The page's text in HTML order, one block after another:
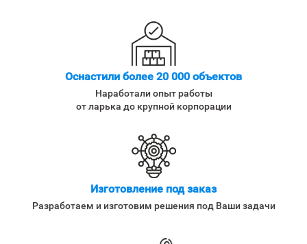
Оснастили более 20 000 объектов
Наработали опыт работы
от ларька до крупной корпорации
Изготовление под заказ
Разработаем и изготовим решения под Ваши задачи